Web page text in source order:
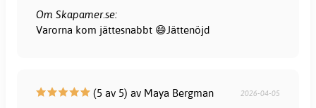
Om Skapamer.se:
Varorna kom jättesnabbt 😄Jättenöjd
(5 av 5) av Maya Bergman 2026-04-05